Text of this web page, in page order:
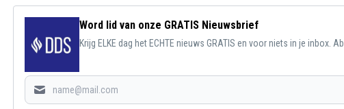
Word lid van onze GRATIS Nieuwsbrief
Krijg ELKE dag het ECHTE nieuws GRATIS en voor niets in je inbox.